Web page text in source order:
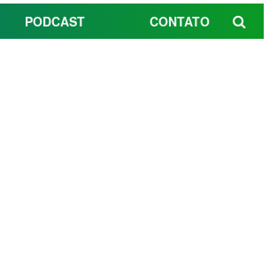
PODCAST CONTATO